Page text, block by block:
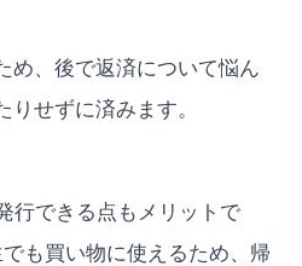
め、後で返済について悩ん
せずに済みます。
行できる点もメリットで
も買い物に使えるため、帰